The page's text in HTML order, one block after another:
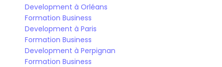
Development à Orléans
Formation Business
Development à Paris
Formation Business
Development à Perpignan
Formation Business